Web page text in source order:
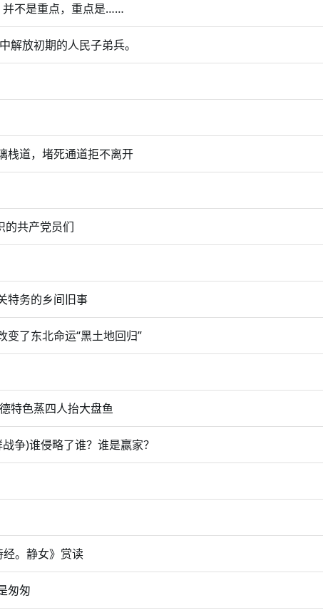
并不是重点，重点是……
解放初期的人民子弟兵。
栈道，堵死通道拒不离开
的共产党员们
特务的乡间旧事
变了东北命运“黑土地回归”
特色蒸四人抬大盘鱼
争)谁侵略了谁？谁是赢家？
。静女》赏读
匆匆